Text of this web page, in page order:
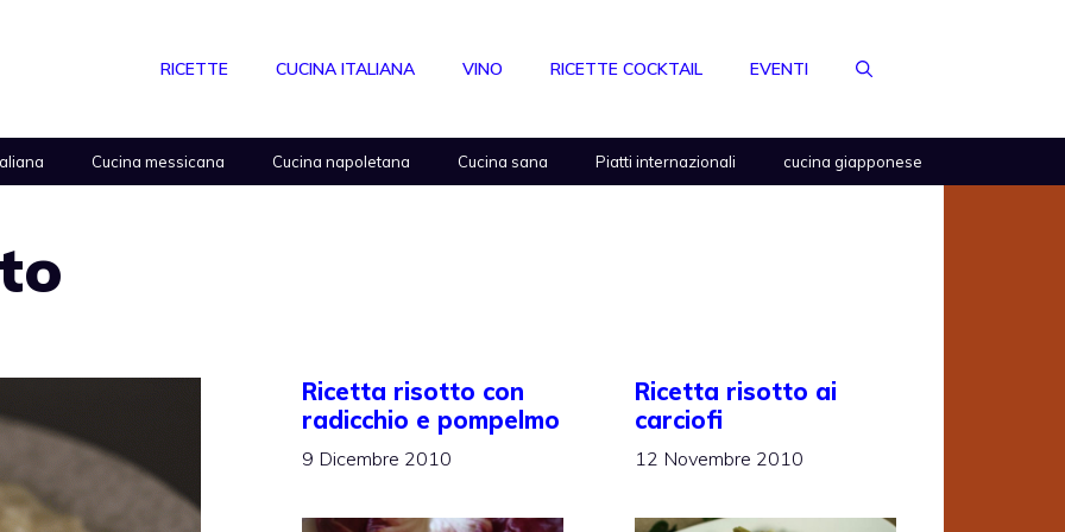
RICETTE CUCINA ITALIANA VINO RICETTE COCKTAIL EVENTI
Cucina messicana Cucina napoletana Cucina sana Piatti internazionali cucina giapponese
Ricetta risotto con
radicchio e pompelmo
9 Dicembre 2010
Ricetta risotto ai
carciofi
12 Novembre 2010